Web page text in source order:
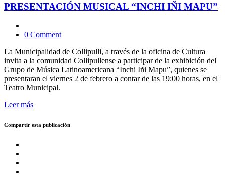
PRESENTACIÓN MUSICAL “INCHI IÑI MAPU”
0 Comment
La Municipalidad de Collipulli, a través de la oficina de Cultura
invita a la comunidad Collipullense a participar de la exhibición del
Grupo de Música Latinoamericana “Inchi Iñi Mapu”, quienes se
presentaran el viernes 2 de febrero a contar de las 19:00 horas, en el
Teatro Municipal.
Leer más
Compartir esta publicación